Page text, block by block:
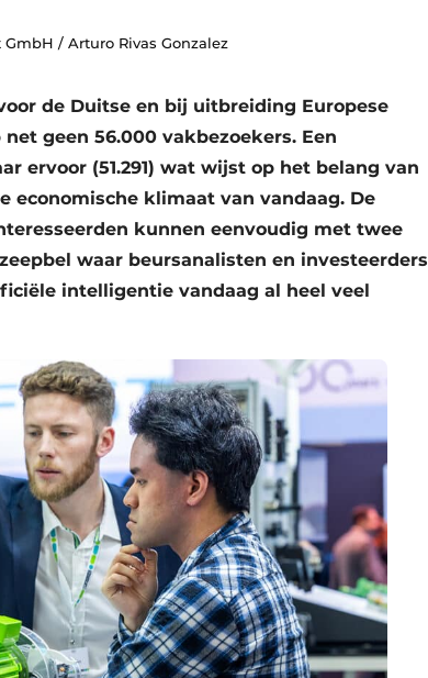
/ Arturo Rivas Gonzalez
de Duitse en bij uitbreiding Europese
geen 56.000 vakbezoekers. Een
ervoor (51.291) wat wijst op het belang van
klimaat van vandaag. De
kunnen eenvoudig met twee
waar beursanalisten en investeerders
intelligentie vandaag al heel veel